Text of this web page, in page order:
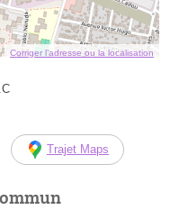
Corriger l’adresse ou la localisation
Trajet Maps